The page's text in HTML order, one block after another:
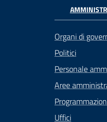
Organi di
Politici
Personale
Aree
Uffici